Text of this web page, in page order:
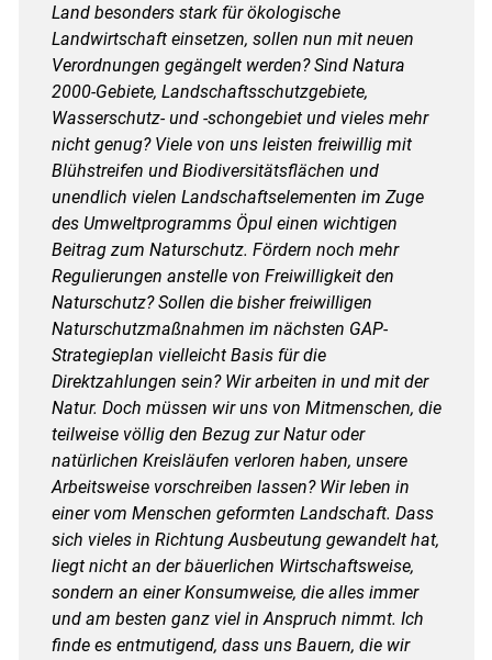
Land besonders stark für ökologische
Landwirtschaft einsetzen, sollen nun mit neuen
Verordnungen gegängelt werden? Sind Natura
2000-Gebiete, Landschaftsschutzgebiete,
Wasserschutz- und -schongebiet und vieles mehr
nicht genug? Viele von uns leisten freiwillig mit
Blühstreifen und Biodiversitätsflächen und
unendlich vielen Landschaftselementen im Zuge
des Umweltprogramms Öpul einen wichtigen
Beitrag zum Naturschutz. Fördern noch mehr
Regulierungen anstelle von Freiwilligkeit den
Naturschutz? Sollen die bisher freiwilligen
Naturschutzmaßnahmen im nächsten GAP-
Strategieplan vielleicht Basis für die
Direktzahlungen sein? Wir arbeiten in und mit der
Natur. Doch müssen wir uns von Mitmenschen, die
teilweise völlig den Bezug zur Natur oder
natürlichen Kreisläufen verloren haben, unsere
Arbeitsweise vorschreiben lassen? Wir leben in
einer vom Menschen geformten Landschaft. Dass
sich vieles in Richtung Ausbeutung gewandelt hat,
liegt nicht an der bäuerlichen Wirtschaftsweise,
sondern an einer Konsumweise, die alles immer
und am besten ganz viel in Anspruch nimmt. Ich
finde es entmutigend, dass uns Bauern, die wir